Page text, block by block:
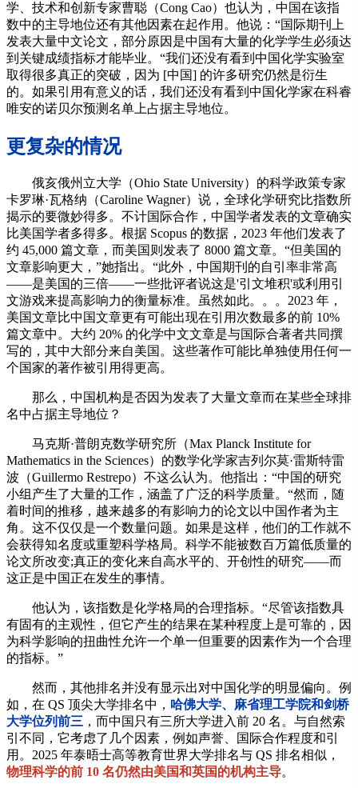
学、技术和创新专家曹聪（Cong Cao）也认为，中国在该指
数中的主导地位还有其他因素在起作用。他说：“国际期刊上
发表大量中文论文，部分原因是中国有大量的化学学生必须达
到关键成绩指标才能毕业。“我们还没有看到中国化学实验室
取得很多真正的突破，因为 [中国] 的许多研究仍然是衍生
的。如果引用有意义的话，我们还没有看到中国化学家在科睿
唯安的诺贝尔预测名单上占据主导地位。
更复杂的情况
俄亥俄州立大学（Ohio State University）的科学政策专家
卡罗琳·瓦格纳（Caroline Wagner）说，全球化学研究比指数所
揭示的要微妙得多。不计国际合作，中国学者发表的文章确实
比美国学者多得多。根据 Scopus 的数据，2023 年他们发表了
约 45,000 篇文章，而美国则发表了 8000 篇文章。“但美国的
文章影响更大，”她指出。“此外，中国期刊的自引率非常高
——是美国的三倍——一些批评者说这是'引文堆积'或利用引
文游戏来提高影响力的衡量标准。虽然如此。。。2023 年，
美国文章比中国文章更有可能出现在引用次数最多的前 10%
篇文章中。大约 20% 的化学中文文章是与国际合著者共同撰
写的，其中大部分来自美国。这些著作可能比单独使用任何一
个国家的著作被引用得更高。
那么，中国机构是否因为发表了大量文章而在某些全球排
名中占据主导地位？
马克斯·普朗克数学研究所（Max Planck Institute for
Mathematics in the Sciences）的数学化学家吉列尔莫·雷斯特雷
波（Guillermo Restrepo）不这么认为。他指出：“中国的研究
小组产生了大量的工作，涵盖了广泛的科学质量。“然而，随
着时间的推移，越来越多的有影响力的论文以中国作者为主
角。这不仅仅是一个数量问题。如果是这样，他们的工作就不
会获得知名度或重塑科学格局。科学不能被数百万篇低质量的
论文所改变;真正的变化来自高水平的、开创性的研究——而
这正是中国正在发生的事情。
他认为，该指数是化学格局的合理指标。“尽管该指数具
有固有的主观性，但它产生的结果在某种程度上是可靠的，因
为科学影响的扭曲性允许一个单一但重要的因素作为一个合理
的指标。”
然而，其他排名并没有显示出对中国化学的明显偏向。例
如，在 QS 顶尖大学排名中， 哈佛大学、麻省理工学院和剑桥
大学位列前三 ，而中国只有三所大学进入前 20 名。与自然索
引不同，它考虑了几个因素，例如声誉、国际合作程度和引
用。2025 年泰晤士高等教育世界大学排名与 QS 排名相似，
物理科学的前 10 名仍然由美国和英国的机构主导。